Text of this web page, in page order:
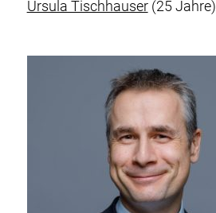
Ursula Tischhauser(25 Jahre)